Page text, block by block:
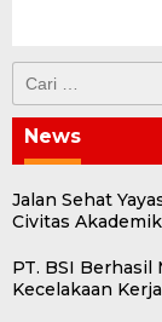
untuk:
News
Jalan Sehat
Civitas
PT. BSI Berhasil
Kecelakaan